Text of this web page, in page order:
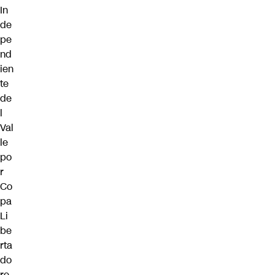
In
de
pe
nd
ien
te
de
l
Val
le
po
r
Co
pa
Li
be
rta
do